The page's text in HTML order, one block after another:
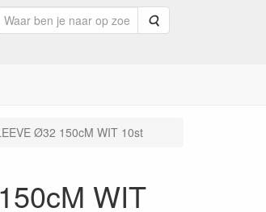
Zoeken
Ø32 150cM WIT 10st
WIT